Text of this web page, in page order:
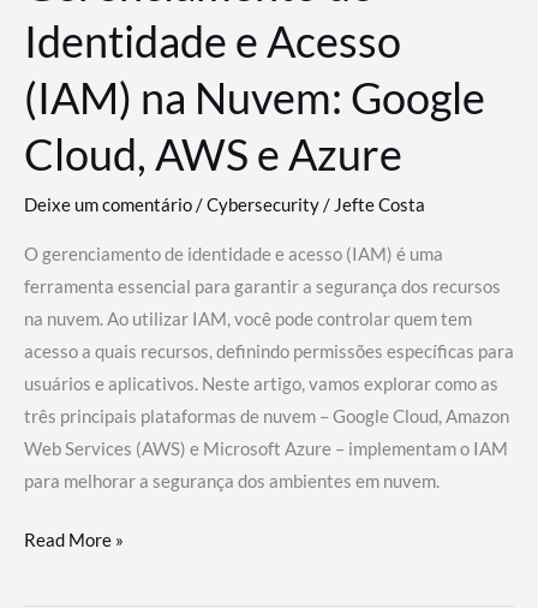
Identidade e Acesso
(IAM) na Nuvem: Google
Cloud, AWS e Azure
Deixe um comentário/Cybersecurity/ Jefte Costa
O gerenciamento de identidade e acesso (IAM) é uma
ferramenta essencial para garantir a segurança dos recursos
na nuvem. Ao utilizar IAM, você pode controlar quem tem
acesso a quais recursos, definindo permissões específicas para
usuários e aplicativos. Neste artigo, vamos explorar como as
três principais plataformas de nuvem – Google Cloud, Amazon
Web Services (AWS) e Microsoft Azure – implementam o IAM
para melhorar a segurança dos ambientes em nuvem.
Gerenciamento
Read More »